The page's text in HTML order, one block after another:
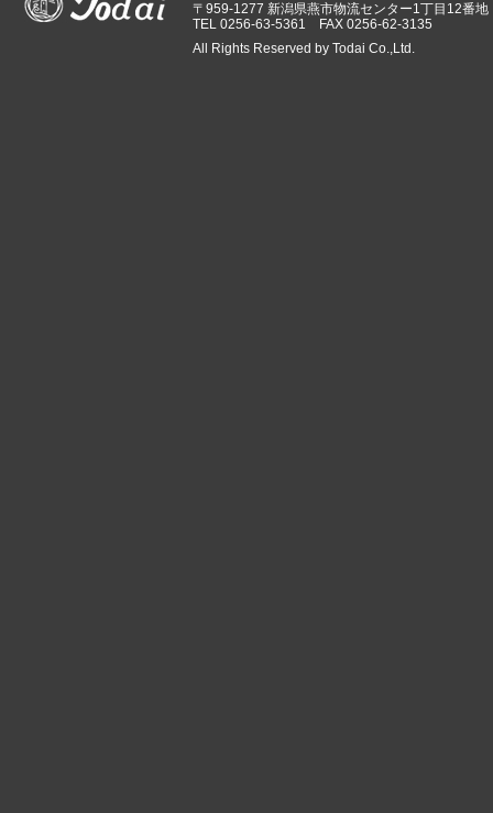
〒959-1277 新潟県燕市物流センター1丁目12番地
TEL 0256-63-5361 FAX 0256-62-3135
All Rights Reserved by Todai Co.,Ltd.